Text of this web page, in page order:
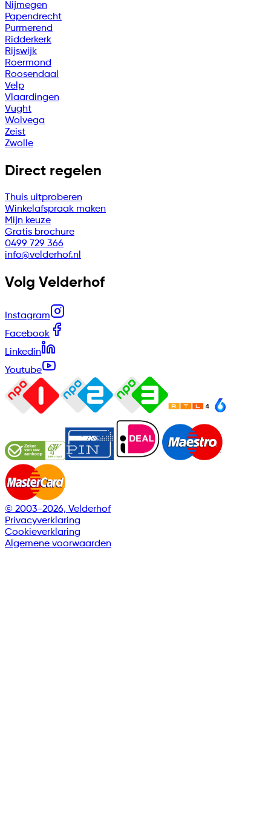
Nijmegen
Papendrecht
Purmerend
Ridderkerk
Rijswijk
Roermond
Roosendaal
Velp
Vlaardingen
Vught
Wolvega
Zeist
Zwolle
Direct regelen
Thuis uitproberen
Winkelafspraak maken
Mijn keuze
Gratis brochure
0499 729 366
info@velderhof.nl
Volg Velderhof
Instagram
Facebook
Linkedin
Youtube
© 2003-2026, Velderhof
Privacyverklaring
Cookieverklaring
Algemene voorwaarden